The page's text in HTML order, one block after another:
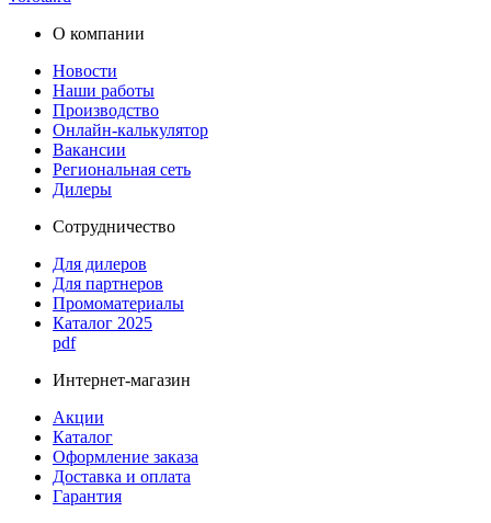
О компании
Новости
Наши работы
Производство
Онлайн-калькулятор
Вакансии
Региональная сеть
Дилеры
Сотрудничество
Для дилеров
Для партнеров
Промоматериалы
Каталог 2025
pdf
Интернет-магазин
Акции
Каталог
Оформление заказа
Доставка и оплата
Гарантия